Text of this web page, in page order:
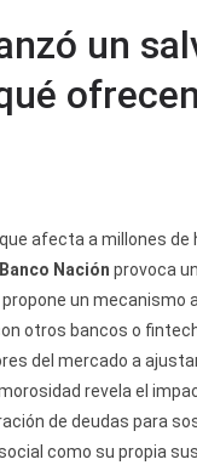
un
que afecta a millones de
Nación provoca
un mecanismo
otros bancos o
del mercado a
revela el
de deudas para
como su propia